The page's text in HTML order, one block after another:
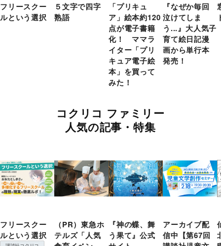
フリースクー
ルという選択
５文字で四字
熟語
「プリキュ
ア」絵本約120
点が電子書籍
化！ ママラ
イター「プリ
キュア電子絵
本」を買って
みた！
『なぜか毎回
泣けてしま
う...』大人気子
育て絵日記漫
画から単行本
発売！
コクリコ ファミリー
人気の記事・特集
フリースクー
ルという選択
（PR）東急ホ
テルズ「人気
『神の蝶、舞
う果て』公式
アーカイブ配
信中【第67回